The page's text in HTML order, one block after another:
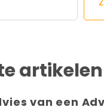
artikelen
van een